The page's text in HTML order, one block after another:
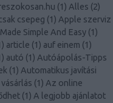
(1) Alles (2)
csepeg (1) Apple szerviz
Simple And Easy (1)
) article (1) auf einem (1)
) autó (1) Autóápolás-Tipps
(1) Automatikus javítási
(1) Az online
(1) A legjobb ajánlatot